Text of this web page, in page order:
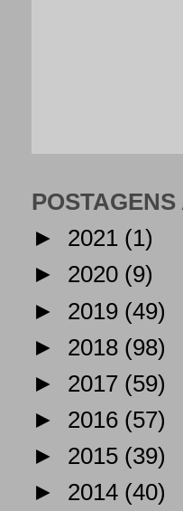
► 2021 (1)
► 2020 (9)
► 2019 (49)
► 2018 (98)
► 2017 (59)
► 2016 (57)
► 2015 (39)
► 2014 (40)